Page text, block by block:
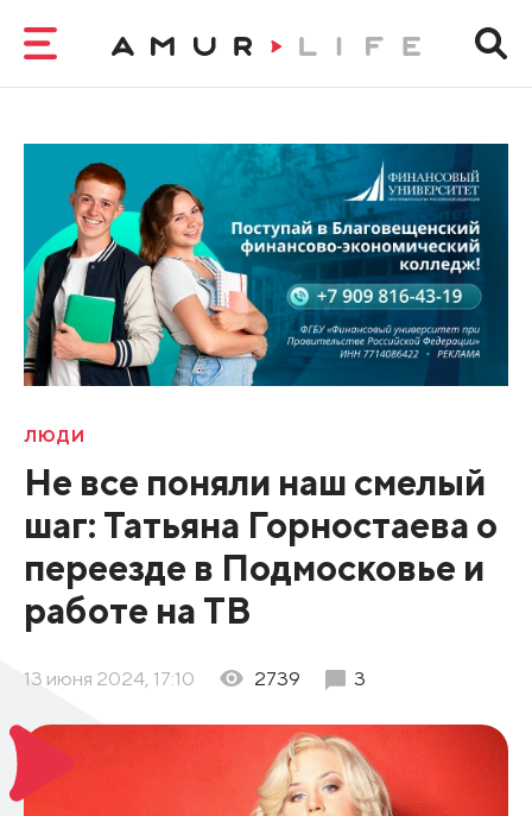
ЛЮДИ
Не все поняли наш смелый
шаг: Татьяна Горностаева о
переезде в Подмосковье и
работе на ТВ
13 июня 2024, 17:10 2739 3